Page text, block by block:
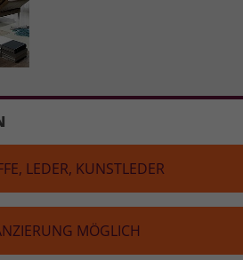
LEDER, KUNST­LE­DER
MÖGLICH